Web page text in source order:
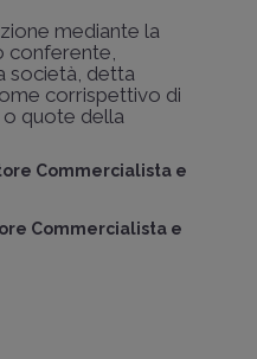
mediante la
conferente,
società, detta
corrispettivo di
quote della
Commercialista e
Commercialista e